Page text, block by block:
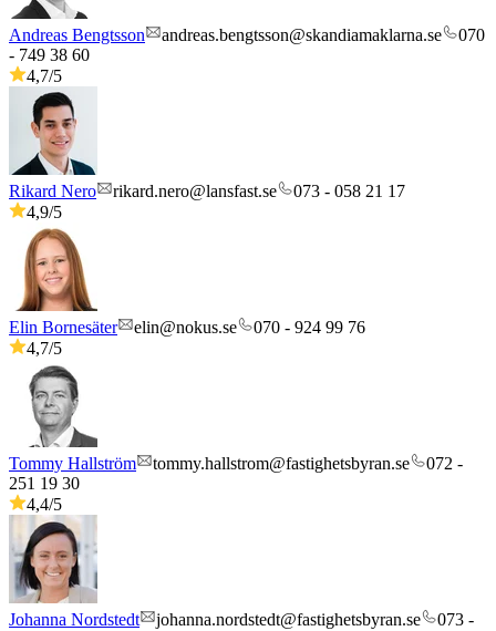
Andreas Bengtsson andreas.bengtsson@skandiamaklarna.se
070
- 749 38 60
4,7/5
Rikard Nero rikard.nero@lansfast.se
073 - 058 21 17
4,9/5
Elin Bornesäter elin@nokus.se
070 - 924 99 76
4,7/5
Tommy Hallström tommy.hallstrom@fastighetsbyran.se
072 -
251 19 30
4,4/5
Johanna Nordstedt johanna.nordstedt@fastighetsbyran.se
073 -